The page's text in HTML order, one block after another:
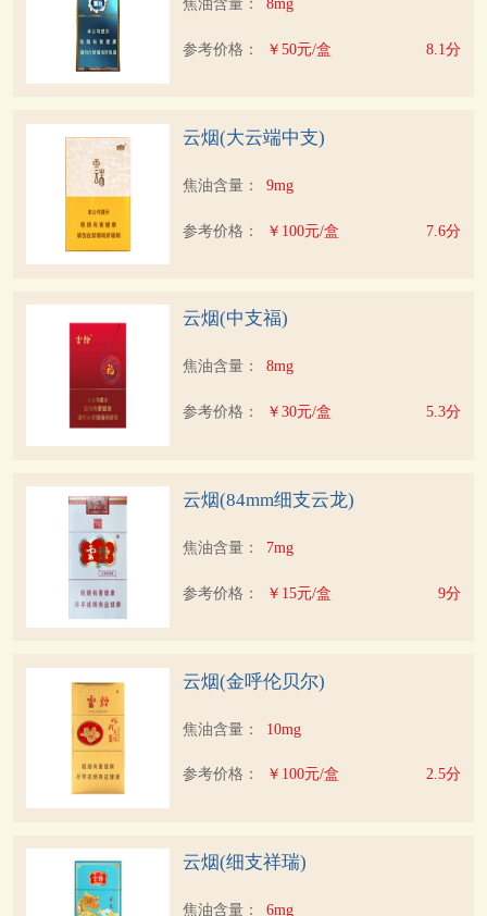
参考价格： ￥50元/盒 8.1分
云烟(大云端中支)
焦油含量： 9mg
参考价格： ￥100元/盒 7.6分
云烟(中支福)
焦油含量： 8mg
参考价格： ￥30元/盒 5.3分
云烟(84mm细支云龙)
焦油含量： 7mg
参考价格： ￥15元/盒 9分
云烟(金呼伦贝尔)
焦油含量： 10mg
参考价格： ￥100元/盒 2.5分
云烟(细支祥瑞)
焦油含量： 6mg